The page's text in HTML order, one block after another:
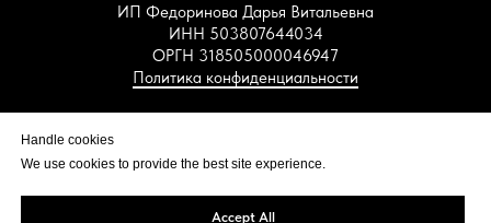
ИП Федоринова Дарья Витальевна
ИНН 503807644034
ОРГН 318505000046947
Политика конфиденциальности
Handle cookies
We use cookies to provide the best site experience.
Accept All